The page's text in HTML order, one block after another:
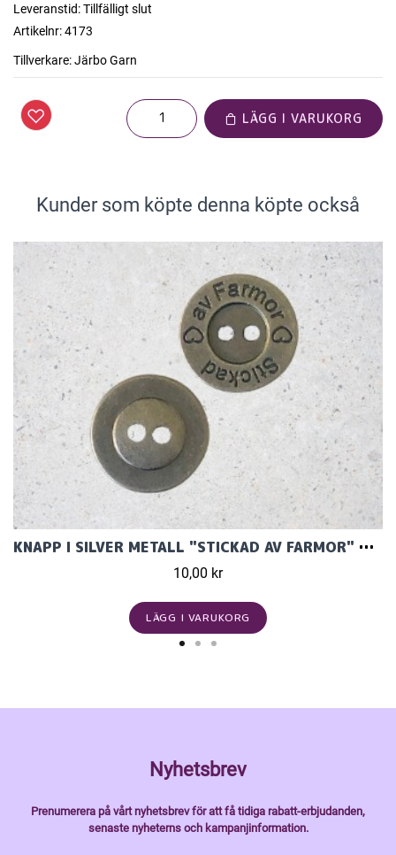
Leveranstid:Tillfälligt slut
Artikelnr:4173
Tillverkare:Järbo Garn
LÄGG I VARUKORG
Kunder som köpte denna köpte också
KNAPP I SILVER METALL "STICKAD AV FARMOR" 15MM
10,00 kr
LÄGG I VARUKORG
Nyhetsbrev
Prenumerera på vårt nyhetsbrev för att få tidiga rabatt-erbjudanden,
senaste nyheterns och kampanjinformation.